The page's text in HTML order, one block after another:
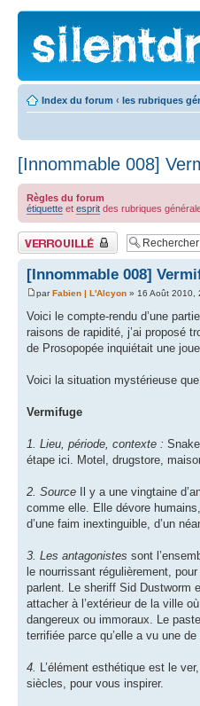
Index du forum ‹ les rubriques
[Innommable 008]
Règles du forum
étiquette et esprit des rubriques
Fil verrouillé
[Innommable 008]
parFabien | L'Alcyon » 16 Août 2010,
Voici le compte-rendu d’une
raisons de rapidité, j’ai proposé
de Prosopopée inquiétait une
Voici la situation mystérieuse
Vermifuge
1. Lieu, période, contexte :
étape ici. Motel, drugstore,
2. Source Il y a une vingtaine
comme elle. Elle dévore
d’une faim inextinguible, d’un
3. Les antagonistes sont
le nourrissant régulièrement,
parlent. Le sheriff Sid Dustworm
attacher à l’extérieur de la ville
dangereux ou immoraux. Le
terrifiée parce qu’elle a vu une
4. L’élément esthétique est le
siècles, pour vous inspirer.